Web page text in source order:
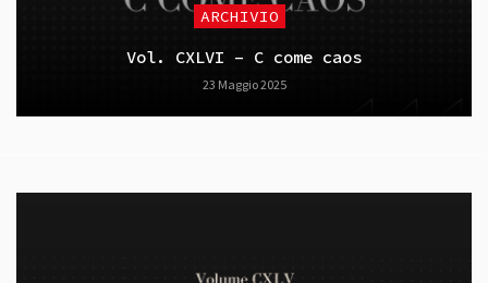
ARCHIVIO
Vol. CXLVI – C come caos
23 Maggio 2025